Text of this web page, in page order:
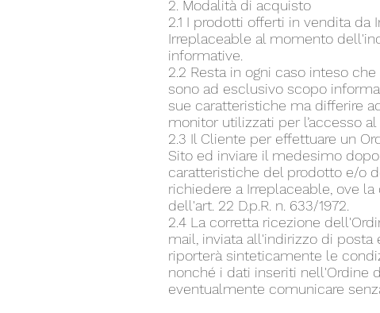
2. Modalità di acquisto
2.1 I prodotti offerti in vendita
Irreplaceable al momento
informative.
2.2 Resta in ogni caso inteso
sono ad esclusivo scopo
sue caratteristiche ma differire
monitor utilizzati per l’accesso
2.3 Il Cliente per effettuare un
Sito ed inviare il medesimo
caratteristiche del prodotto e/o
richiedere a Irreplaceable, ove
dell'art. 22 D.p.R. n. 633/1972.
2.4 La corretta ricezione
mail, inviata all'indirizzo di
riporterà sinteticamente le
nonché i dati inseriti nell'Ordine
eventualmente comunicare